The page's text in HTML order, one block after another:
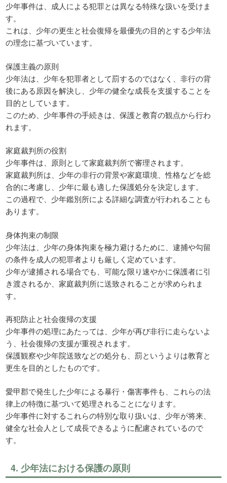
少年事件は、成人による犯罪とは異なる特殊な扱いを受けま
す。
これは、少年の更生と社会復帰を最優先の目的とする少年法
の理念に基づいています。
保護主義の原則
少年法は、少年を犯罪者として罰するのではなく、非行の背
後にある原因を解決し、少年の健全な成長を支援することを
目的としています。
このため、少年事件の手続きは、保護と教育の観点から行わ
れます。
家庭裁判所の役割
少年事件は、原則として家庭裁判所で審理されます。
家庭裁判所は、少年の非行の背景や家庭環境、性格などを総
合的に考慮し、少年に最も適した保護処分を決定します。
この過程で、少年鑑別所による詳細な調査が行われることも
あります。
身体拘束の制限
少年法は、少年の身体拘束を極力避けるために、逮捕や勾留
の条件を成人の犯罪者よりも厳しく定めています。
少年が逮捕される場合でも、可能な限り速やかに保護者に引
き渡されるか、家庭裁判所に送致されることが求められま
す。
再犯防止と社会復帰の支援
少年事件の処理にあたっては、少年が再び非行に走らないよ
う、社会復帰の支援が重視されます。
保護観察や少年院送致などの処分も、罰というよりは教育と
更生を目的としたものです。
愛甲郡で発生した少年による暴行・傷害事件も、これらの法
律上の特徴に基づいて処理されることになります。
少年事件に対するこれらの特別な取り扱いは、少年が将来、
健全な社会人として成長できるように配慮されているので
す。
4. 少年法における保護の原則